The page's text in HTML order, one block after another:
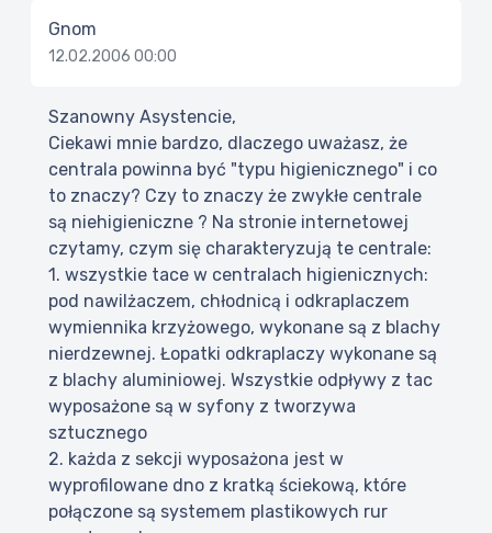
Gnom
12.02.2006 00:00
Szanowny Asystencie,
Ciekawi mnie bardzo, dlaczego uważasz, że
centrala powinna być "typu higienicznego" i co
to znaczy? Czy to znaczy że zwykłe centrale
są niehigieniczne ? Na stronie internetowej
czytamy, czym się charakteryzują te centrale:
1. wszystkie tace w centralach higienicznych:
pod nawilżaczem, chłodnicą i odkraplaczem
wymiennika krzyżowego, wykonane są z blachy
nierdzewnej. Łopatki odkraplaczy wykonane są
z blachy aluminiowej. Wszystkie odpływy z tac
wyposażone są w syfony z tworzywa
sztucznego
2. każda z sekcji wyposażona jest w
wyprofilowane dno z kratką ściekową, które
połączone są systemem plastikowych rur